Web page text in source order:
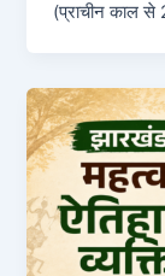
(प्राचीन काल से